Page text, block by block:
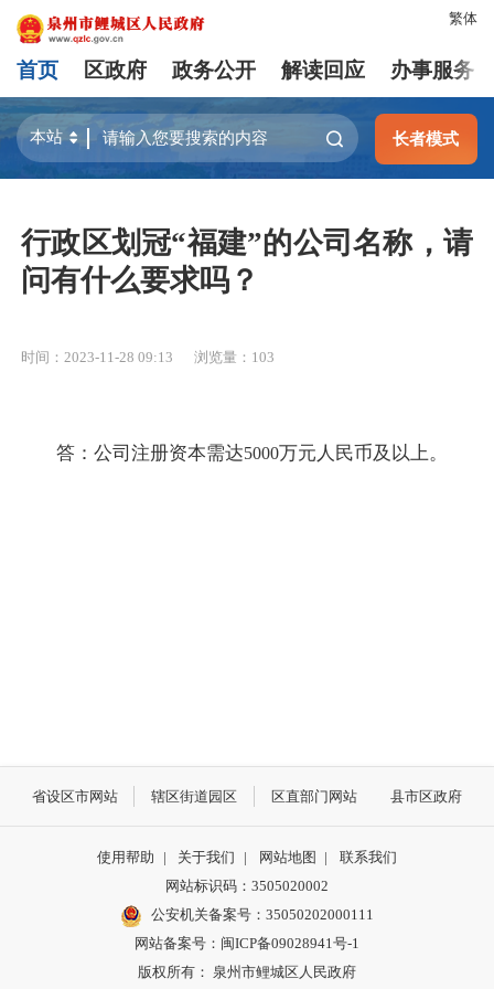
繁体
首页 区政府 政务公开 解读回应 办事服务
长者模式
行政区划冠“福建”的公司名称，请
问有什么要求吗？
时间：2023-11-28 09:13 浏览量： 103
答：公司注册资本需达5000万元人民币及以上。
省设区市网站 辖区街道园区 区直部门网站 县市区政府
使用帮助 | 关于我们 | 网站地图 |
联系我们
网站标识码：3505020002
公安机关备案号：35050202000111
网站备案号：闽ICP备09028941号-1
版权所有： 泉州市鲤城区人民政府